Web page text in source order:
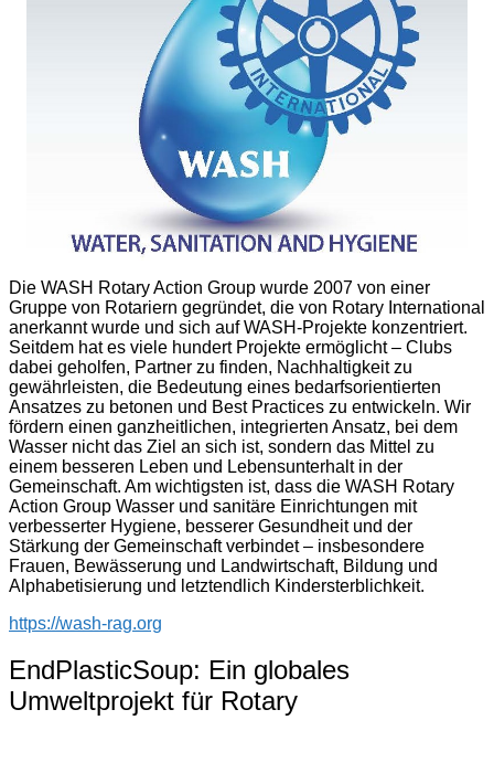
Die WASH Rotary Action Group wurde 2007 von einer
Gruppe von Rotariern gegründet, die von Rotary International
anerkannt wurde und sich auf WASH-Projekte konzentriert.
Seitdem hat es viele hundert Projekte ermöglicht – Clubs
dabei geholfen, Partner zu finden, Nachhaltigkeit zu
gewährleisten, die Bedeutung eines bedarfsorientierten
Ansatzes zu betonen und Best Practices zu entwickeln. Wir
fördern einen ganzheitlichen, integrierten Ansatz, bei dem
Wasser nicht das Ziel an sich ist, sondern das Mittel zu
einem besseren Leben und Lebensunterhalt in der
Gemeinschaft. Am wichtigsten ist, dass die WASH Rotary
Action Group Wasser und sanitäre Einrichtungen mit
verbesserter Hygiene, besserer Gesundheit und der
Stärkung der Gemeinschaft verbindet – insbesondere
Frauen, Bewässerung und Landwirtschaft, Bildung und
Alphabetisierung und letztendlich Kindersterblichkeit.
https://wash-rag.org
EndPlasticSoup: Ein globales
Umweltprojekt für Rotary